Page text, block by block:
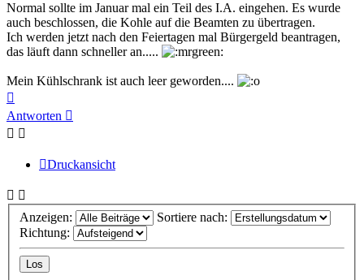
Normal sollte im Januar mal ein Teil des I.A. eingehen. Es wurde
auch beschlossen, die Kohle auf die Beamten zu übertragen.
Ich werden jetzt nach den Feiertagen mal Bürgergeld beantragen,
das läuft dann schneller an.....
Mein Kühlschrank ist auch leer geworden....
oben
Antworten
Druckansicht
Anzeigen:
Sortiere nach:
Richtung: